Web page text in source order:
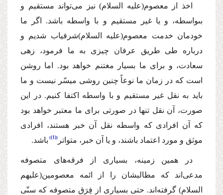
اخذ از معصوم(علیه السلام)نیز مى‌تواند مستقیم و
بىواسطه، و یا غیر مستقیم و با واسطه باشد. اگر ما
خودمان خدمت معصوم(علیه السلام)شرفیاب شدیم و
درباره طى طریق عرفان چیزى به ما فرمود، زهى
سعادت، و براى ما بسیار مغتنم خواهد بود. اما روشن
است كه در زمان ما نوعاً چنین روشى میسّر نیست و ما
باید به نقل غیر مستقیم و با واسطه اكتفا كنیم. در این
صورت، آن نقل تنها در صورتى براى ما معتبر خواهد بود
كه آن افرادى كه واسطه نقل آن خبر هستند، افرادى
موثق و مورد اعتماد باشند، و یا آن خبر، متواتر
(1) باشد.
در همین زمینه، بسیارى از فرقه‌هاى متصوفه
مدعى‌اند كه مطالبشان را از ائمه معصومین(علیهم
السلام) گرفته‌اند. حتى بسیارى از فِرَق متصوفه كه سنّى